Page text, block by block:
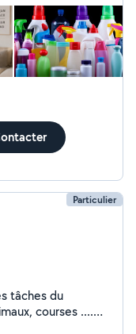
sérieux Mon
impeccable et un
ou pour un
Particulier
tâches du
courses ....